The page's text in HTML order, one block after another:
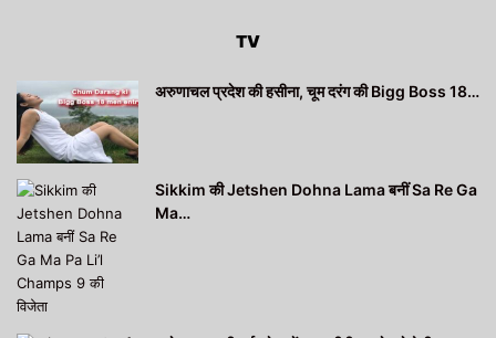
TV
अरुणाचल प्रदेश की हसीना, चूम दरंग की Bigg Boss 18…
Sikkim की Jetshen Dohna Lama बनीं Sa Re Ga
Ma…